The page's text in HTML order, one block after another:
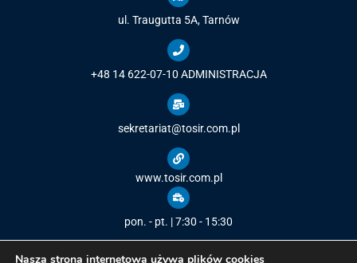
ul. Traugutta 5A, Tarnów
+48 14 622-07-10 ADMINISTRACJA
sekretariat@tosir.com.pl
www.tosir.com.pl
pon. - pt. | 7:30 - 15:30
Nasza strona internetowa używa plików cookies